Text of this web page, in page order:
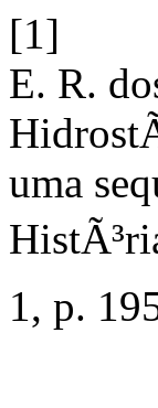
[1]
E. R.
uma
1, p.